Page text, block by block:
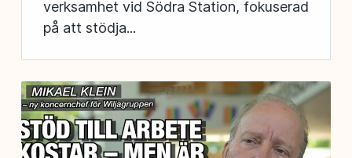
verksamhet vid Södra Station, fokuserad
på att stödja...